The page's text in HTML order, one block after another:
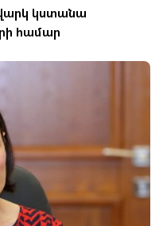
վարկ կստանա
համար